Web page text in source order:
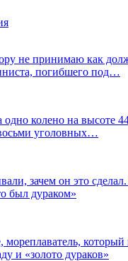
не принимаю как
погибшего под…
одно колено на высоте
уголовных…
зачем он это
был дураком»
мореплаватель, который
и «золото дураков»